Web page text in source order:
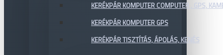
KERÉKPÁR KOMPUTER COMPUTER , GPS,
KERÉKPÁR KOMPUTER GPS
KERÉKPÁR TISZTÍTÁS, ÁPOLÁS, KENÉS